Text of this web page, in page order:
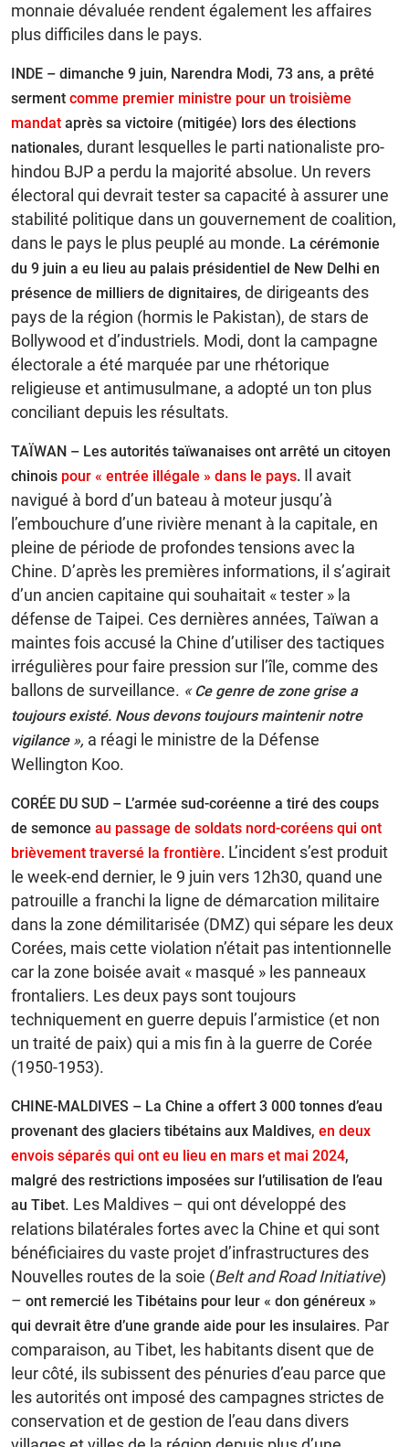
monnaie dévaluée rendent également les affaires
plus difficiles dans le pays.
INDE – dimanche 9 juin, Narendra Modi, 73 ans, a prêté
serment comme premier ministre pour un troisième
mandat après sa victoire (mitigée) lors des élections
nationales, durant lesquelles le parti nationaliste pro-
hindou BJP a perdu la majorité absolue. Un revers
électoral qui devrait tester sa capacité à assurer une
stabilité politique dans un gouvernement de coalition,
dans le pays le plus peuplé au monde. La cérémonie
du 9 juin a eu lieu au palais présidentiel de New Delhi en
présence de milliers de dignitaires, de dirigeants des
pays de la région (hormis le Pakistan), de stars de
Bollywood et d’industriels. Modi, dont la campagne
électorale a été marquée par une rhétorique
religieuse et antimusulmane, a adopté un ton plus
conciliant depuis les résultats.
TAÏWAN – Les autorités taïwanaises ont arrêté un citoyen
chinois pour « entrée illégale » dans le pays. Il avait
navigué à bord d’un bateau à moteur jusqu’à
l’embouchure d’une rivière menant à la capitale, en
pleine de période de profondes tensions avec la
Chine. D’après les premières informations, il s’agirait
d’un ancien capitaine qui souhaitait « tester » la
défense de Taipei. Ces dernières années, Taïwan a
maintes fois accusé la Chine d’utiliser des tactiques
irrégulières pour faire pression sur l’île, comme des
ballons de surveillance. «Ce genre de zone grise a
toujours existé. Nous devons toujours maintenir notre
vigilance », a réagi le ministre de la Défense
Wellington Koo.
CORÉE DU SUD – L’armée sud-coréenne a tiré des coups
de semonce au passage de soldats nord-coréens qui ont
brièvement traversé la frontière. L’incident s’est produit
le week-end dernier, le 9 juin vers 12h30, quand une
patrouille a franchi la ligne de démarcation militaire
dans la zone démilitarisée (DMZ) qui sépare les deux
Corées, mais cette violation n’était pas intentionnelle
car la zone boisée avait « masqué » les panneaux
frontaliers. Les deux pays sont toujours
techniquement en guerre depuis l’armistice (et non
un traité de paix) qui a mis fin à la guerre de Corée
(1950-1953).
CHINE-MALDIVES – La Chine a offert 3 000 tonnes d’eau
provenant des glaciers tibétains aux Maldives, en deux
envois séparés qui ont eu lieu en mars et mai 2024,
malgré des restrictions imposées sur l’utilisation de l’eau
au Tibet. Les Maldives – qui ont développé des
relations bilatérales fortes avec la Chine et qui sont
bénéficiaires du vaste projet d’infrastructures des
Nouvelles routes de la soie (Belt and Road Initiative)
– ont remercié les Tibétains pour leur « don généreux »
qui devrait être d’une grande aide pour les insulaires. Par
comparaison, au Tibet, les habitants disent que de
leur côté, ils subissent des pénuries d’eau parce que
les autorités ont imposé des campagnes strictes de
conservation et de gestion de l’eau dans divers